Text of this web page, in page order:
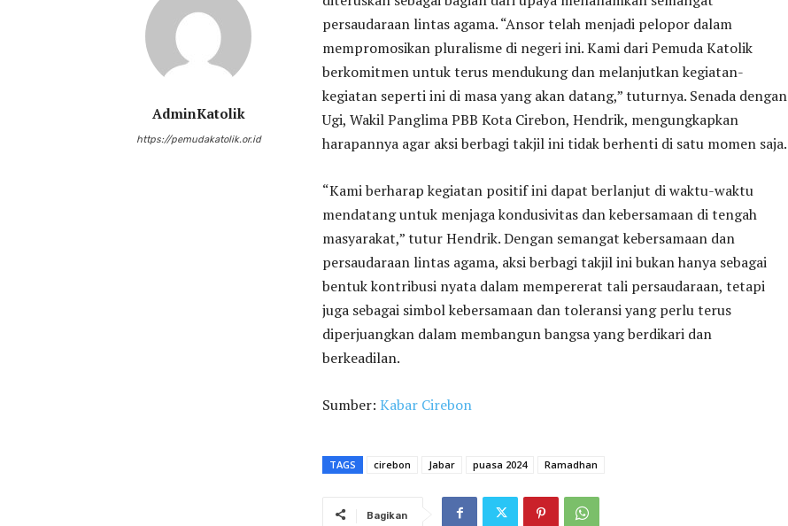
AdminKatolik
https://pemudakatolik.or.id
persaudaraan lintas agama. “Ansor telah menjadi pelopor dalam
mempromosikan pluralisme di negeri ini. Kami dari Pemuda Katolik
berkomitmen untuk terus mendukung dan melanjutkan kegiatan-
kegiatan seperti ini di masa yang akan datang,” tuturnya. Senada dengan
Ugi, Wakil Panglima PBB Kota Cirebon, Hendrik, mengungkapkan
harapannya agar aksi berbagi takjil ini tidak berhenti di satu momen saja.
“Kami berharap kegiatan positif ini dapat berlanjut di waktu-waktu
mendatang untuk menjaga kondusivitas dan kebersamaan di tengah
masyarakat,” tutur Hendrik. Dengan semangat kebersamaan dan
persaudaraan lintas agama, aksi berbagi takjil ini bukan hanya sebagai
bentuk kontribusi nyata dalam mempererat tali persaudaraan, tetapi
juga sebagai simbol kebersamaan dan toleransi yang perlu terus
diperjuangkan dalam membangun bangsa yang berdikari dan
berkeadilan.
Sumber: Kabar Cirebon
TAGS cirebon Jabar puasa 2024 Ramadhan
Bagikan